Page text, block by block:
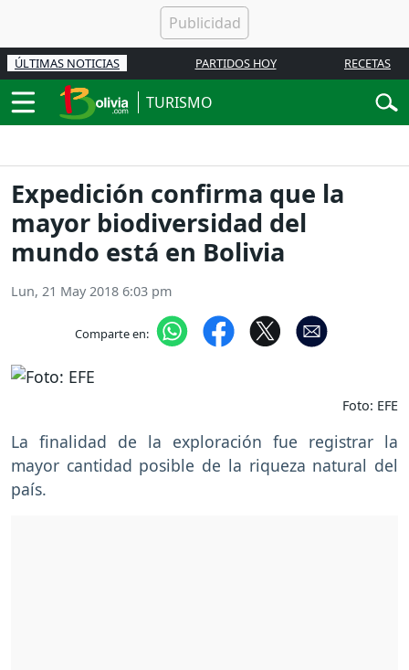
ÚLTIMAS NOTICIAS PARTIDOS HOY RECETAS
TURISMO
Expedición confirma que la
mayor biodiversidad del
mundo está en Bolivia
Lun, 21 May 2018 6:03 pm
Comparte en:
Foto: EFE
La finalidad de la exploración fue registrar la
mayor cantidad posible de la riqueza natural del
país.